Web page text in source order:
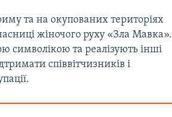
та на окупованих територіях
жіночого руху «Зла Мавка».
символікою та реалізують інші
співвітчизників і